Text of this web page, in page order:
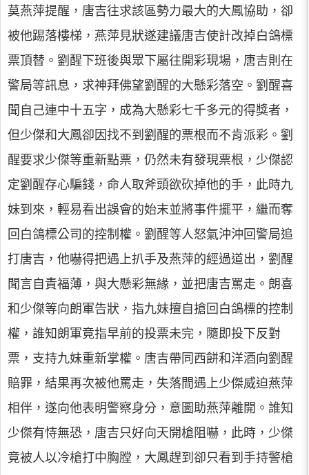
莫燕萍提醒，唐吉往求該區勢力最大的大鳳協助，卻
被他踢落樓梯，燕萍見狀遂建議唐吉使計改掉白鴿標
票頂替。劉醒下班後與眾下屬往開彩現場，唐吉則在
警局等訊息，求神拜佛望劉醒的大懸彩落空。劉醒喜
聞自己連中十五字，成為大懸彩七千多元的得獎者，
但少傑和大鳳卻因找不到劉醒的票根而不肯派彩。劉
醒要求少傑等重新點票，仍然未有發現票根，少傑認
定劉醒存心騙錢，命人取斧頭欲砍掉他的手，此時九
妹到來，輕易看出誤會的始末並將事件擺平，繼而奪
回白鴿標公司的控制權。劉醒等人怒氣沖沖回警局追
打唐吉，他嚇得把遇上扒手及燕萍的經過道出，劉醒
聞言自責福薄，與大懸彩無緣，並把唐吉罵走。朗喜
和少傑等向朗軍告狀，指九妹擅自搶回白鴿標的控制
權，誰知朗軍竟指早前的投票未完，隨即投下反對
票，支持九妹重新掌權。唐吉帶同西餅和洋酒向劉醒
賠罪，結果再次被他罵走，失落間遇上少傑威迫燕萍
相伴，遂向他表明警察身分，意圖助燕萍離開。誰知
少傑有恃無恐，唐吉只好向天開槍阻嚇，此時，少傑
竟被人以冷槍打中胸膛，大鳳趕到卻只看到手持警槍